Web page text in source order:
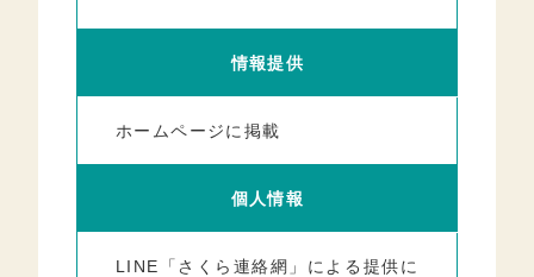
情報提供
ホームページに掲載
個人情報
LINE「さくら連絡網」による提供に